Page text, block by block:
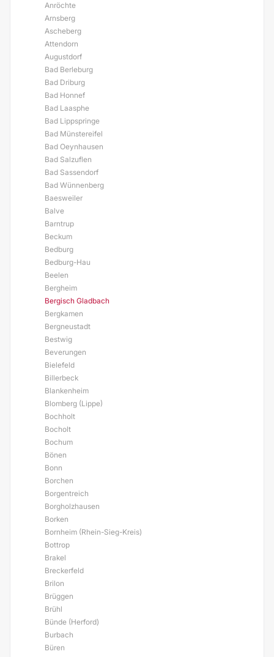
Anröchte
Arnsberg
Ascheberg
Attendorn
Augustdorf
Bad Berleburg
Bad Driburg
Bad Honnef
Bad Laasphe
Bad Lippspringe
Bad Münstereifel
Bad Oeynhausen
Bad Salzuflen
Bad Sassendorf
Bad Wünnenberg
Baesweiler
Balve
Barntrup
Beckum
Bedburg
Bedburg-Hau
Beelen
Bergheim
Bergisch Gladbach
Bergkamen
Bergneustadt
Bestwig
Beverungen
Bielefeld
Billerbeck
Blankenheim
Blomberg (Lippe)
Bochholt
Bocholt
Bochum
Bönen
Bonn
Borchen
Borgentreich
Borgholzhausen
Borken
Bornheim (Rhein-Sieg-Kreis)
Bottrop
Brakel
Breckerfeld
Brilon
Brüggen
Brühl
Bünde (Herford)
Burbach
Büren